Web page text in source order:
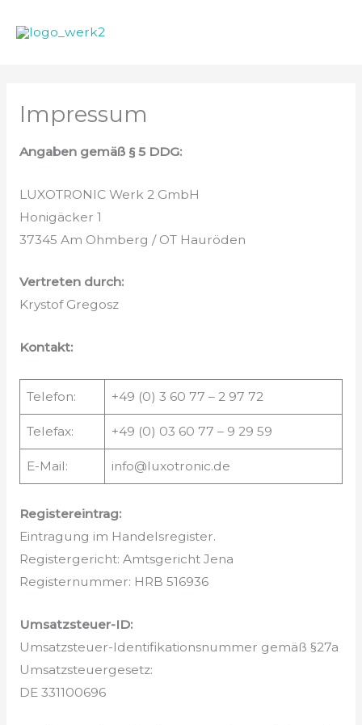
Inhalt
Impressum
Angaben gemäß § 5 DDG:
LUXOTRONIC Werk 2 GmbH
Honigäcker 1
37345 Am Ohmberg / OT Hauröden
Vertreten durch:
Krystof Gregosz
Kontakt:
Telefon: +49 (0) 3 60 77 – 2 97 72
Telefax: +49 (0) 03 60 77 – 9 29 59
E-Mail: info@luxotronic.de
Registereintrag:
Eintragung im Handelsregister.
Registergericht: Amtsgericht Jena
Registernummer: HRB 516936
Umsatzsteuer-ID:
Umsatzsteuer-Identifikationsnummer gemäß §27a
Umsatzsteuergesetz:
DE 331100696